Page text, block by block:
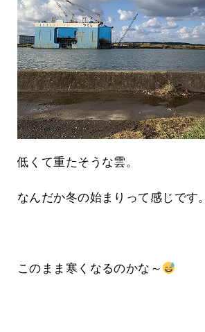
低くて重たそうな雲。
なんだか冬の始まりって感じです。
このまま寒くなるのかな～